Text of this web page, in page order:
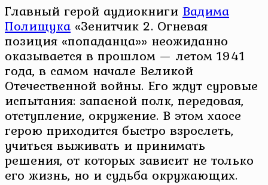
Главный герой аудиокниги Вадима
Полищука «Зенитчик 2. Огневая
позиция «попаданца»» неожиданно
оказывается в прошлом — летом 1941
года, в самом начале Великой
Отечественной войны. Его ждут суровые
испытания: запасной полк, передовая,
отступление, окружение. В этом хаосе
герою приходится быстро взрослеть,
учиться выживать и принимать
решения, от которых зависит не только
его жизнь, но и судьба окружающих.